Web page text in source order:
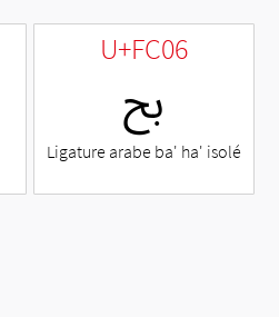
U+FC06
ﰆ
Ligature arabe ba' ha' isolé